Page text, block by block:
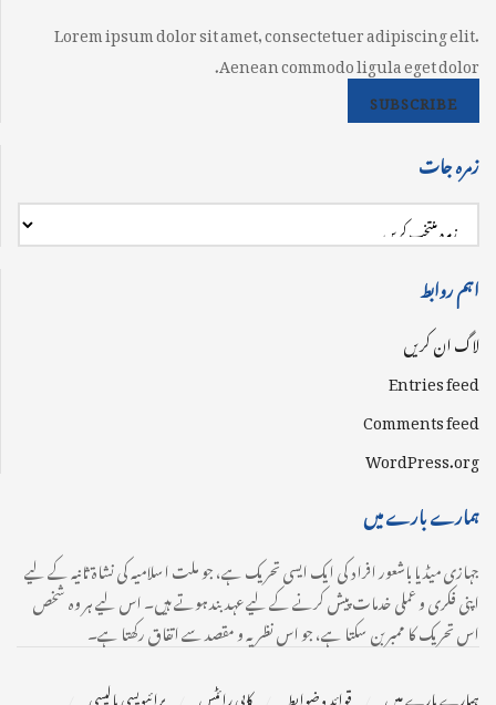
Lorem ipsum dolor sit amet, consectetuer adipiscing elit.
Aenean commodo ligula eget dolor.
SUBSCRIBE
زمرہ جات
اہم روابط
لاگ ان کریں
Entries feed
Comments feed
WordPress.org
ہمارے بارے میں
جہازی میڈیا باشعور افراد کی ایک ایسی تحریک ہے، جو ملت اسلامیہ کی نشاۃ ثانیہ کے لیے
اپنی فکری و عملی خدمات پیش کرنے کے لیے عہدبند ہوتے ہیں۔ اس لیے ہر وہ شخص
اس تحریک کا ممبر بن سکتا ہے، جو اس نظریہ و مقصد سے اتفاق رکھتا ہے۔
ہمارے بارے میں قوائد و ضوابط کاپی رائٹس پرائیویسی پالیسی